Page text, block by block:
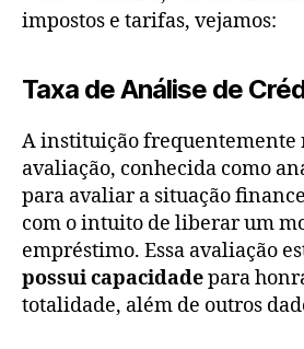
impostos e tarifas, vejamos:
Taxa de Análise de
A instituição frequentemente
avaliação, conhecida como
para avaliar a situação
com o intuito de liberar um
empréstimo. Essa avaliação
possui capacidadepara
totalidade, além de outros